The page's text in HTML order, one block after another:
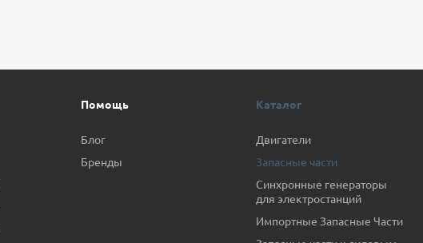
Помощь
Блог
Бренды
Каталог
Двигатели
Запасные части
Синхронные генераторы
для электростанций
Импортные Запасные Части